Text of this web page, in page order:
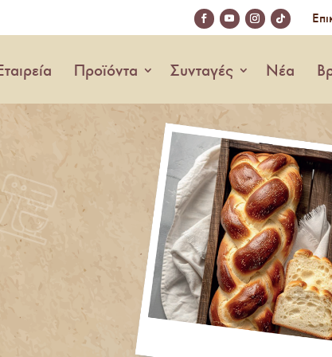
Προϊόντα Συνταγές Νέα